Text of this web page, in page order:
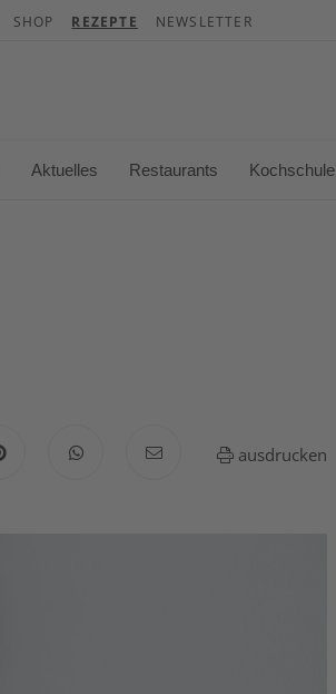
SHOP REZEPTE NEWSLETTER
Aktuelles Restaurants Kochschule
ausdrucken